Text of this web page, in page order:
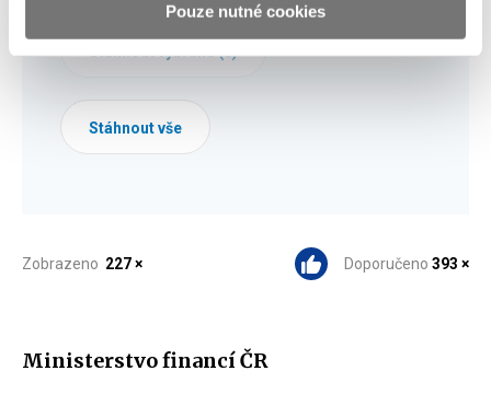
Pouze nutné cookies
Stáhnout vybrané (0)
Stáhnout vše
Zobrazeno 227 × Doporučeno 393 ×
Ministerstvo financí ČR